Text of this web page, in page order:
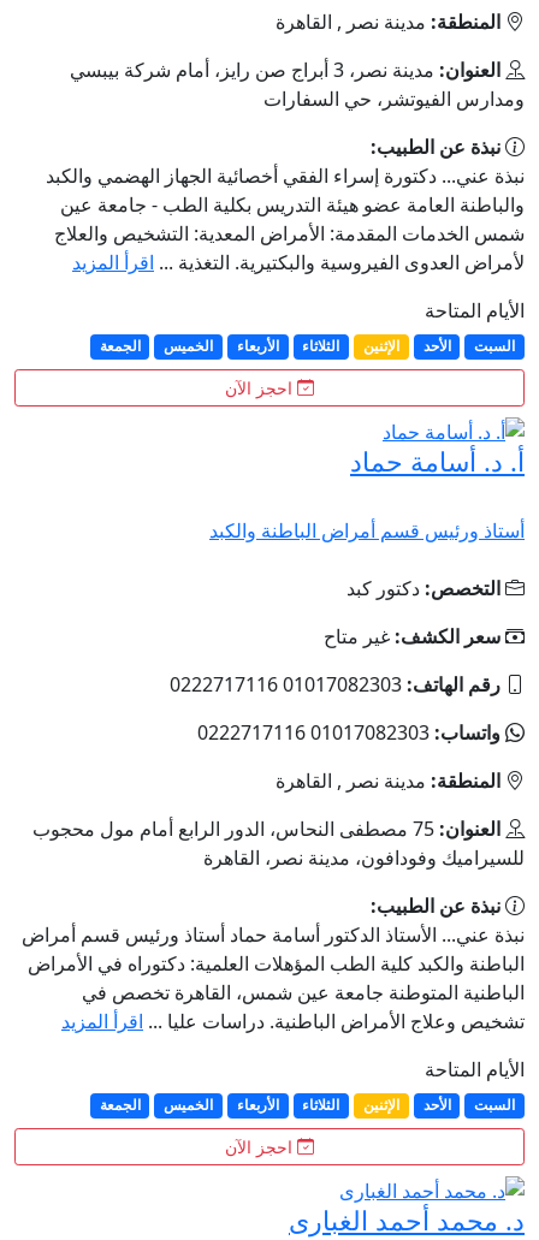
المنطقة: مدينة نصر , القاهرة
العنوان:
مدينة نصر، 3 أبراج صن رايز، أمام شركة بيبسي
ومدارس الفيوتشر، حي السفارات
نبذة عن الطبيب:
نبذة عني... دكتورة إسراء الفقي أخصائية الجهاز الهضمي والكبد
والباطنة العامة عضو هيئة التدريس بكلية الطب - جامعة عين
شمس الخدمات المقدمة: الأمراض المعدية: التشخيص والعلاج
لأمراض العدوى الفيروسية والبكتيرية. التغذية ... اقرأ المزيد
الأيام المتاحة
السبت الأحد الإثنين الثلاثاء الأربعاء الخميس الجمعة
احجز الآن
أ. د. أسامة حماد
أستاذ ورئيس قسم أمراض الباطنة والكبد
التخصص: دكتور كبد
سعر الكشف: غير متاح
رقم الهاتف: 01017082303 0222717116
واتساب: 01017082303 0222717116
المنطقة: مدينة نصر , القاهرة
العنوان:
75 مصطفى النحاس، الدور الرابع أمام مول محجوب
للسيراميك وفودافون، مدينة نصر، القاهرة
نبذة عن الطبيب:
نبذة عني... الأستاذ الدكتور أسامة حماد أستاذ ورئيس قسم أمراض
الباطنة والكبد كلية الطب المؤهلات العلمية: دكتوراه في الأمراض
الباطنية المتوطنة جامعة عين شمس، القاهرة تخصص في
تشخيص وعلاج الأمراض الباطنية. دراسات عليا ... اقرأ المزيد
الأيام المتاحة
السبت الأحد الإثنين الثلاثاء الأربعاء الخميس الجمعة
احجز الآن
د. محمد أحمد الغبارى